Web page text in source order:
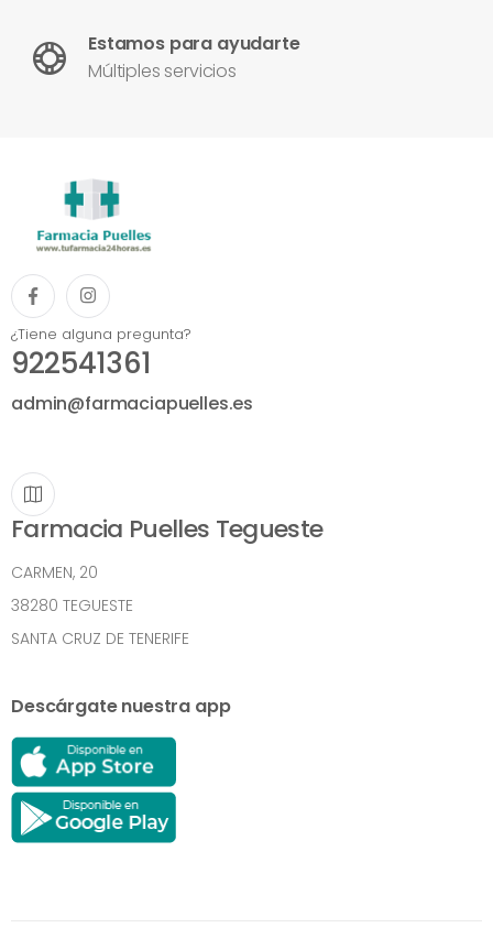
Estamos para ayudarte
Múltiples servicios
¿Tiene alguna pregunta?
922541361
admin@farmaciapuelles.es
Farmacia Puelles Tegueste
CARMEN, 20
38280 TEGUESTE
SANTA CRUZ DE TENERIFE
Descárgate nuestra app